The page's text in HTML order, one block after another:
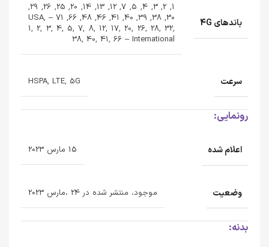
باندهای 4G
1, 2, 3, 4, 5, 7, 12, 13, 14, 20, 25, 26, 29,
30, 38, 39, 40, 41, 46, 48, 66, 71 – USA,
1, 2, 3, 4, 5, 7, 8, 12, 17, 20, 26, 28, 32,
38, 40, 41, 66 – International
سرعت HSPA, LTE, 5G
رونمایی:
اعلام شده 15 مارس 2023
وضعیت موجود، منتشر شده در 24 ،مارس 2023
بدنه: